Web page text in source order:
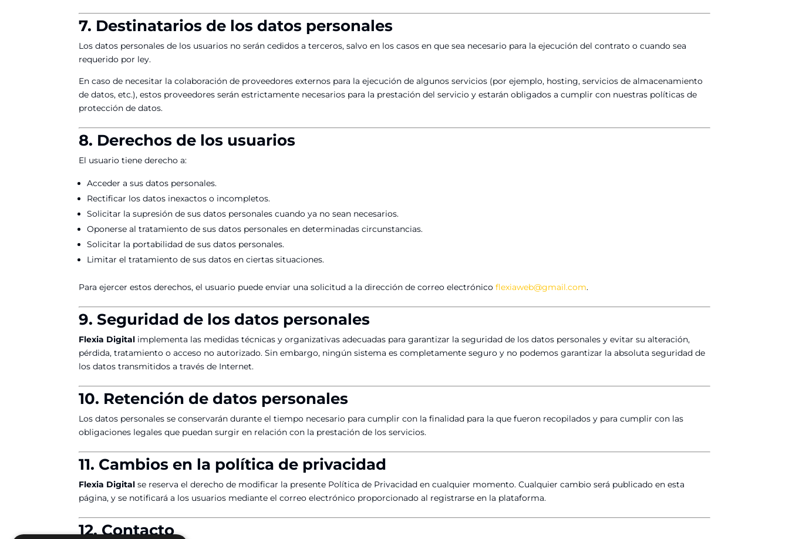
7. Destinatarios de los datos personales
Los datos personales de los usuarios no serán cedidos a terceros, salvo en los casos en que sea necesario para la ejecución del contrato o cuando sea
requerido por ley.
En caso de necesitar la colaboración de proveedores externos para la ejecución de algunos servicios (por ejemplo, hosting, servicios de almacenamiento
de datos, etc.), estos proveedores serán estrictamente necesarios para la prestación del servicio y estarán obligados a cumplir con nuestras políticas de
protección de datos.
8. Derechos de los usuarios
El usuario tiene derecho a:
Acceder a sus datos personales.
Rectificar los datos inexactos o incompletos.
Solicitar la supresión de sus datos personales cuando ya no sean necesarios.
Oponerse al tratamiento de sus datos personales en determinadas circunstancias.
Solicitar la portabilidad de sus datos personales.
Limitar el tratamiento de sus datos en ciertas situaciones.
Para ejercer estos derechos, el usuario puede enviar una solicitud a la dirección de correo electrónicoflexiaweb@gmail.com.
9. Seguridad de los datos personales
Flexia Digital implementa las medidas técnicas y organizativas adecuadas para garantizar la seguridad de los datos personales y evitar su alteración,
pérdida, tratamiento o acceso no autorizado. Sin embargo, ningún sistema es completamente seguro y no podemos garantizar la absoluta seguridad de
los datos transmitidos a través de Internet.
10. Retención de datos personales
Los datos personales se conservarán durante el tiempo necesario para cumplir con la finalidad para la que fueron recopilados y para cumplir con las
obligaciones legales que puedan surgir en relación con la prestación de los servicios.
11. Cambios en la política de privacidad
Flexia Digital se reserva el derecho de modificar la presente Política de Privacidad en cualquier momento. Cualquier cambio será publicado en esta
página, y se notificará a los usuarios mediante el correo electrónico proporcionado al registrarse en la plataforma.
12. Contacto